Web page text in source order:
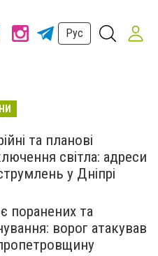
Рус
та планові
світла: адреси
у Дніпрі
поранених та
ворог атакував